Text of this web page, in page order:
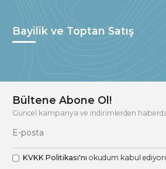
Bayilik ve Toptan Satış
Bültene Abone Ol!
Güncel kampanya ve indirimlerden
KVKK Politikası'nı okudum kabul